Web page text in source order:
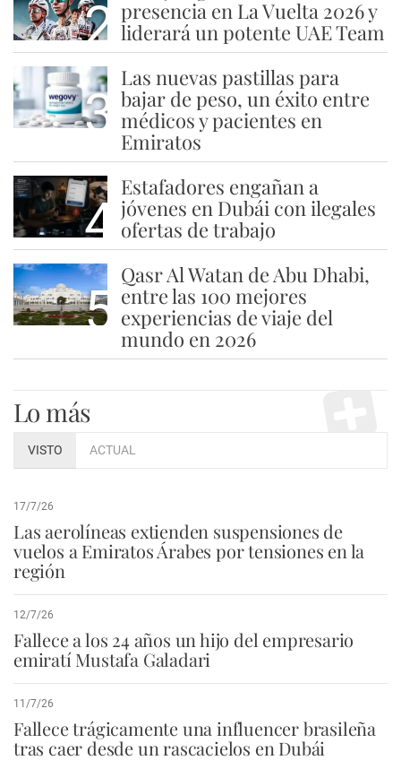
2 presencia en La Vuelta 2026 y
liderará un potente UAE Team
3
Las nuevas pastillas para
bajar de peso, un éxito entre
médicos y pacientes en
Emiratos
4
Estafadores engañan a
jóvenes en Dubái con ilegales
ofertas de trabajo
5
Qasr Al Watan de Abu Dhabi,
entre las 100 mejores
experiencias de viaje del
mundo en 2026
Lo más
VISTO ACTUAL
17/7/26
Las aerolíneas extienden suspensiones de
vuelos a Emiratos Árabes por tensiones en la
región
12/7/26
Fallece a los 24 años un hijo del empresario
emiratí Mustafa Galadari
11/7/26
Fallece trágicamente una influencer brasileña
tras caer desde un rascacielos en Dubái